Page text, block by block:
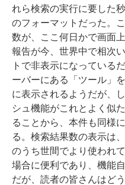
れら検索の実行に要した
のフォーマットだった。
数が、ここ何日かで画面
報告が今、世界中で相次
トで非表示になっている
ーバーにある「ツール」
に表示されるようだが、
シュ機能がこれとよく似
ることから、本件も同様
る。検索結果数の表示は
のうち世間でより使われ
場合に便利であり、機能
だが、読者の皆さんはど